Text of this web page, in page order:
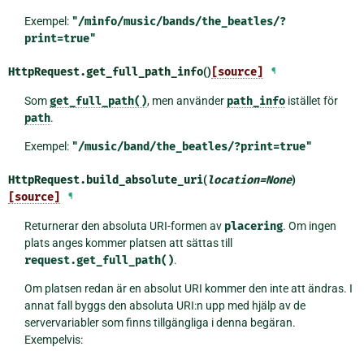
Exempel: "/minfo/music/bands/the_beatles/?
print=true"
HttpRequest.get_full_path_info() [source] ¶
Somget_full_path(), men använder path_infoistället för
path.
Exempel: "/music/band/the_beatles/?print=true"
HttpRequest.build_absolute_uri(location=None)
[source] ¶
Returnerar den absoluta URI-formen av placering. Om ingen
plats anges kommer platsen att sättas till
request.get_full_path().
Om platsen redan är en absolut URI kommer den inte att ändras. I
annat fall byggs den absoluta URI:n upp med hjälp av de
servervariabler som finns tillgängliga i denna begäran.
Exempelvis: